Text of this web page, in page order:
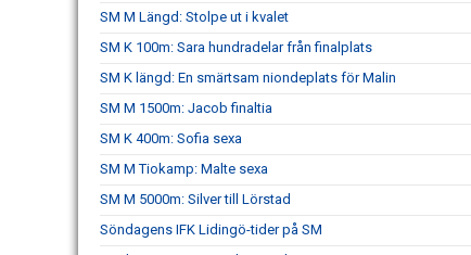
SM M Längd: Stolpe ut i kvalet
SM K 100m: Sara hundradelar från finalplats
SM K längd: En smärtsam niondeplats för Malin
SM M 1500m: Jacob finaltia
SM K 400m: Sofia sexa
SM M Tiokamp: Malte sexa
SM M 5000m: Silver till Lörstad
Söndagens IFK Lidingö-tider på SM